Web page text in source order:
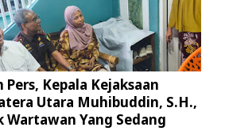
Pers, Kepala Kejaksaan
Utara Muhibuddin, S.H.,
Wartawan Yang Sedang